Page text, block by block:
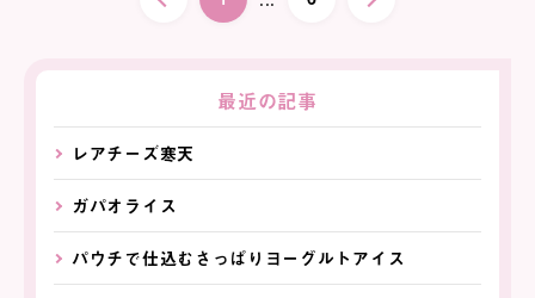
最近の記事
レアチーズ寒天
ガパオライス
パウチで仕込むさっぱりヨーグルトアイス